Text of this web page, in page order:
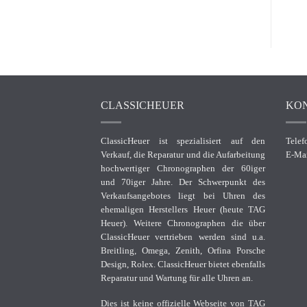
CLASSICHEUER
ClassicHeuer ist spezialisiert auf den
Verkauf, die Reparatur und die Aufarbeitung
hochwertiger Chronographen der 60iger
und 70iger Jahre. Der Schwerpunkt des
Verkaufsangebotes liegt bei Uhren des
ehemaligen Herstellers Heuer (heute TAG
Heuer). Weitere Chronographen die über
ClassicHeuer vertrieben werden sind u.a.
Breitling, Omega, Zenith, Orfina Porsche
Design, Rolex. ClassicHeuer bietet ebenfalls
Reparatur und Wartung für alle Uhren an.
Dies ist keine offizielle Webseite von TAG
E-